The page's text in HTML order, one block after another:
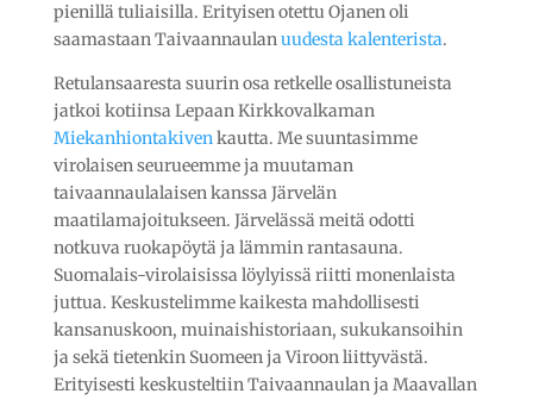
pienillä tuliaisilla. Erityisen otettu Ojanen oli
saamastaan Taivaannaulanuudesta kalenterista.
Retulansaaresta suurin osa retkelle osallistuneista
jatkoi kotiinsa Lepaan Kirkkovalkaman
Miekanhiontakivenkautta. Me suuntasimme
virolaisen seurueemme ja muutaman
taivaannaulalaisen kanssa Järvelän
maatilamajoitukseen. Järvelässä meitä odotti
notkuva ruokapöytä ja lämmin rantasauna.
Suomalais-virolaisissa löylyissä riitti monenlaista
juttua. Keskustelimme kaikesta mahdollisesti
kansanuskoon, muinaishistoriaan, sukukansoihin
ja sekä tietenkin Suomeen ja Viroon liittyvästä.
Erityisesti keskusteltiin Taivaannaulan ja Maavallan